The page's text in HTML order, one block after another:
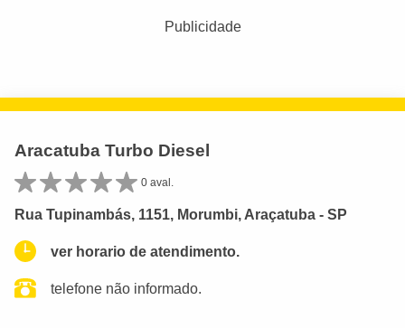
Publicidade
Aracatuba Turbo Diesel
0 aval.
Rua Tupinambás, 1151, Morumbi, Araçatuba - SP
ver horario de atendimento.
telefone não informado.